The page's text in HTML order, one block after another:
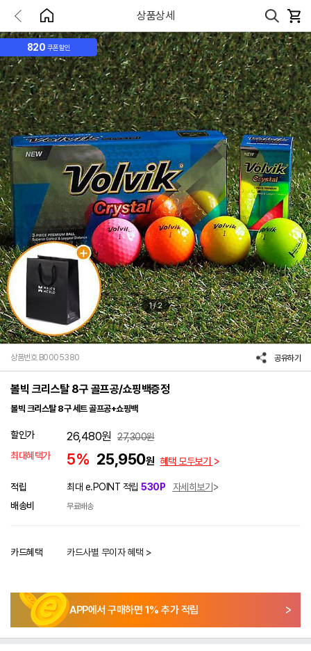
상품상세
820 쿠폰할인
1/2
상품번호 B0005380 공유하기
볼빅 크리스탈 8구 골프공/쇼핑백증정
볼빅 크리스탈 8구 세트 골프공+쇼핑백
할인가 26,480원 27,300원
최대혜택가
5% 25,950원 혜택 모두보기
적립 최대 e.POINT 적립 530P
자세히보기
배송비
무료배송
카드혜택 카드사별 무이자 혜택 >
APP에서 구매하면 1% 추가 적립